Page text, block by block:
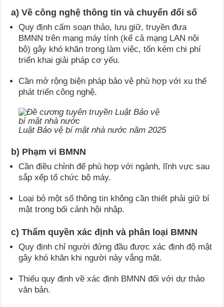
a) Về công nghệ thông tin và chuyển đổi số
Quy định cấm soạn thảo, lưu giữ, truyền đưa
BMNN trên mạng máy tính (kể cả mạng LAN nội
bộ) gây khó khăn trong làm việc, tốn kém chi phí
triển khai giải pháp cơ yếu.
Cần mở rộng biện pháp bảo vệ phù hợp với xu thế
phát triển công nghệ.
Luật Bảo vệ bí mật nhà nước năm 2025
b) Phạm vi BMNN
Cần điều chỉnh để phù hợp với ngành, lĩnh vực sau
sắp xếp tổ chức bộ máy.
Loại bỏ một số thông tin không cần thiết phải giữ bí
mật trong bối cảnh hội nhập.
c) Thẩm quyền xác định và phân loại BMNN
Quy định chỉ người đứng đầu được xác định độ mật
gây khó khăn khi người này vắng mặt.
Thiếu quy định về xác định BMNN đối với dự thảo
văn bản.